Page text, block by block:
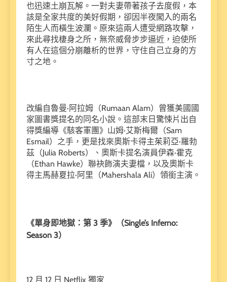
也迅速土崩瓦解。一對夫妻帶著孩子去度假，本
該是全家共度的美好假期，卻因半夜闖入的兩名
陌生人而橫生波瀾。原來這兩人遭受網路攻擊，
來此尋找棲身之所，無奈威脅步步逼近，迫使所
有人在這個分崩離析的世界，守住自己立身的方
寸之地。
改編自魯曼·阿拉姆（Rumaan Alam）曾獲美國國
家圖書獎提名的同名小說。這部末日驚悚片出自
得獎編導《駭客軍團》山姆·艾斯梅爾（Sam
Esmail）之手，更是找來奧斯卡得主茱莉亞·羅勃
茲（Julia Roberts）、奧斯卡提名演員伊森·霍克
（Ethan Hawke）聯袂飾演夫妻檔，以及奧斯卡
得主馬赫夏拉·阿里（Mahershala Ali）領銜主演。
《單身即地獄：第 3 季》（Single’s Inferno:
Season 3）
12 月 12 日 Netflix 獨家